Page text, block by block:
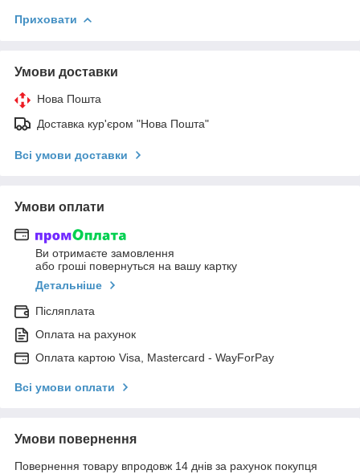
Приховати
Умови доставки
Нова Пошта
Доставка кур'єром "Нова Пошта"
Всі умови доставки
Умови оплати
Ви отримаєте замовлення
або гроші повернуться на вашу картку
Детальніше
Післяплата
Оплата на рахунок
Оплата картою Visa, Mastercard - WayForPay
Всі умови оплати
Умови повернення
Повернення товару впродовж 14 днів за рахунок покупця